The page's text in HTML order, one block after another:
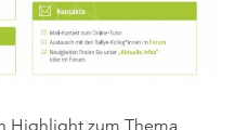
Highlight zum Thema